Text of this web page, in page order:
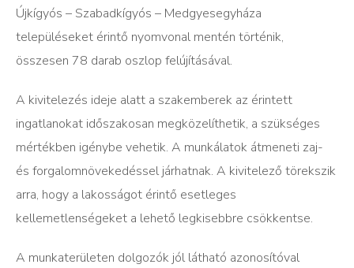
Újkígyós – Szabadkígyós – Medgyesegyháza
településeket érintő nyomvonal mentén történik,
összesen 78 darab oszlop felújításával.
A kivitelezés ideje alatt a szakemberek az érintett
ingatlanokat időszakosan megközelíthetik, a szükséges
mértékben igénybe vehetik. A munkálatok átmeneti zaj-
és forgalomnövekedéssel járhatnak. A kivitelező törekszik
arra, hogy a lakosságot érintő esetleges
kellemetlenségeket a lehető legkisebbre csökkentse.
A munkaterületen dolgozók jól látható azonosítóval